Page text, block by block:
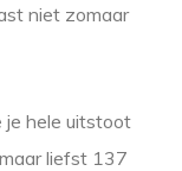
niet zomaar
je hele uitstoot
liefst 137